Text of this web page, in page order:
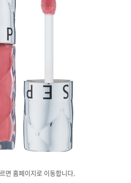
면 홈페이지로 이동합니다.